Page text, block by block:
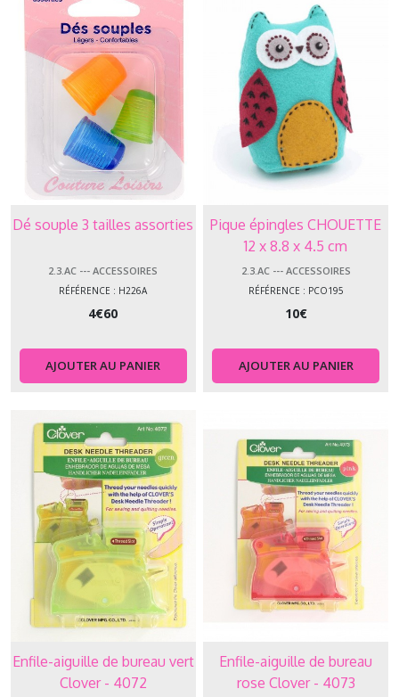
Dé souple 3 tailles assorties
2.3.AC --- ACCESSOIRES
RÉFÉRENCE : H226A
4€60
AJOUTER AU PANIER
Pique épingles CHOUETTE
12 x 8.8 x 4.5 cm
2.3.AC --- ACCESSOIRES
RÉFÉRENCE : PCO195
10€
AJOUTER AU PANIER
Enfile-aiguille de bureau vert
Clover - 4072
Enfile-aiguille de bureau
rose Clover - 4073